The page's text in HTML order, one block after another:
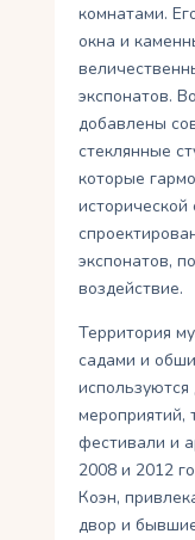
комнатами.
окна и
экспонатов.
добавлены
стеклянные
которые
экспонатов,
воздействие.
Территория
садами и
мероприятий,
фестивали и
2008 и 2012
Коэн,
двор и